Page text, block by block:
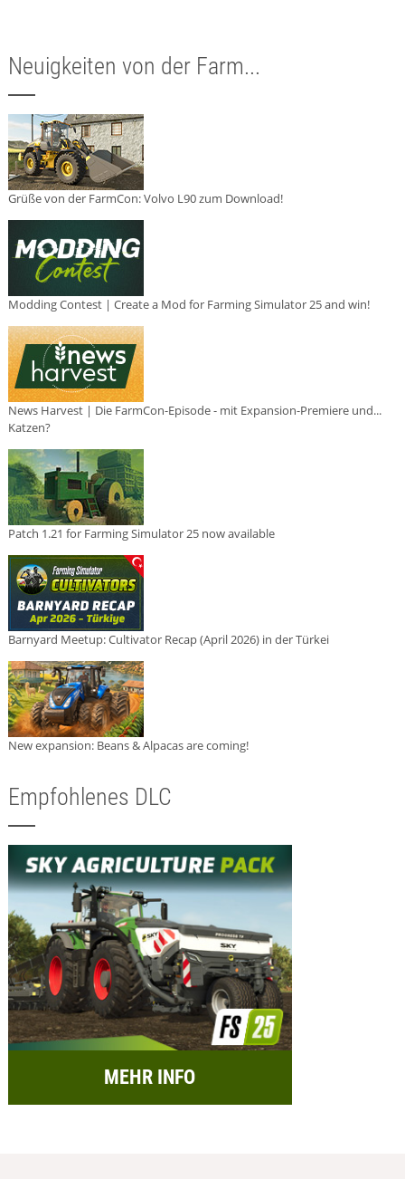
Neuigkeiten von der Farm...
Grüße von der FarmCon: Volvo L90 zum Download!
Modding Contest | Create a Mod for Farming Simulator 25 and win!
News Harvest | Die FarmCon-Episode - mit Expansion-Premiere und...
Katzen?
Patch 1.21 for Farming Simulator 25 now available
Barnyard Meetup: Cultivator Recap (April 2026) in der Türkei
New expansion: Beans & Alpacas are coming!
Empfohlenes DLC
MEHR INFO